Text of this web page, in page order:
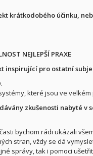
krátkodobého účinku,
NEJLEPŠÍ PRAXE
inspirující pro ostatní
které jsou ve
zkušenosti nabyté
bychom rádi ukázali
stran, vždy se dá
správy, tak i pomoci